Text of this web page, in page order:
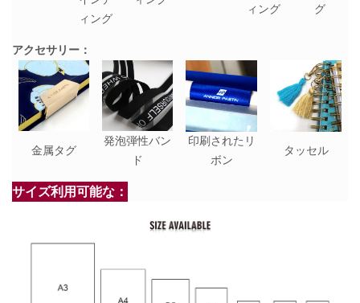
ィング
ィング グ
アクセサリー：
金属タグ
発泡弾性バン
ド
印刷されたリ
ボン
タッセル
サイズ利用可能な：